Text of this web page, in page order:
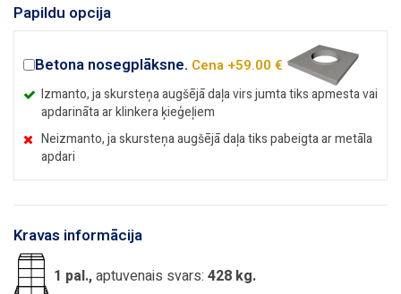
Papildu opcija
Betona nosegplāksne. Cena +59.00 €
Izmanto, ja skursteņa augšējā daļa virs jumta tiks apmesta vai
apdarināta ar klinkera ķieģeļiem
Neizmanto, ja skursteņa augšējā daļa tiks pabeigta ar metāla
apdari
Kravas informācija
1 pal.,aptuvenais svars: 428 kg.